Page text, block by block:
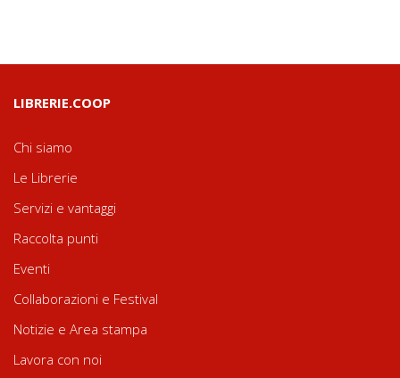
LIBRERIE.COOP
Chi siamo
Le Librerie
Servizi e vantaggi
Raccolta punti
Eventi
Collaborazioni e Festival
Notizie e Area stampa
Lavora con noi